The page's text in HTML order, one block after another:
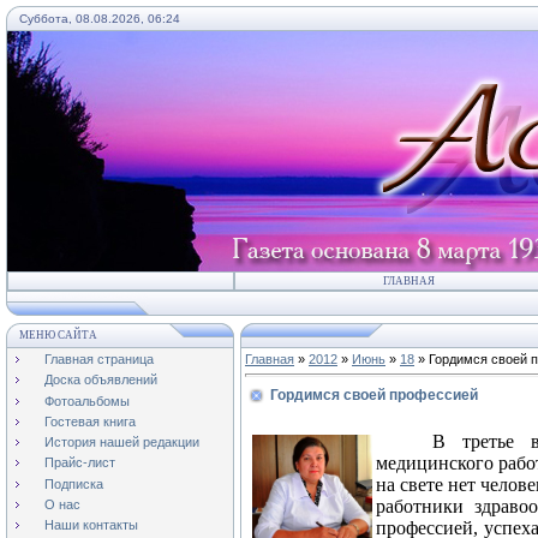
Суббота, 08.08.2026, 06:24
ГЛАВНАЯ
МЕНЮ САЙТА
Главная страница
Доска объявлений
Фотоальбомы
Гостевая книга
История нашей редакции
Прайс-лист
Подписка
О нас
Наши контакты
Главная » 2012 » Июнь » 18 » Гордимся своей
Гордимся своей профессией
В третье
медицинского
на свете нет
работники
профессией,